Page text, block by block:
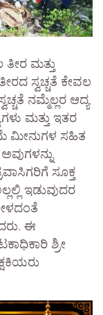
ಮತ್ತು
ಸ್ವಚ್ಚತೆ ಕೇವಲ
ನಮ್ಮೆಲ್ಲರ ಆದ್ಯ
ಮತ್ತು ಇತರ
ಮೀನುಗಳ ಸಹಿತ
ಸೂಕ್ತ
ಇಡುವುದರ
ಈ
ಶ್ರೀ